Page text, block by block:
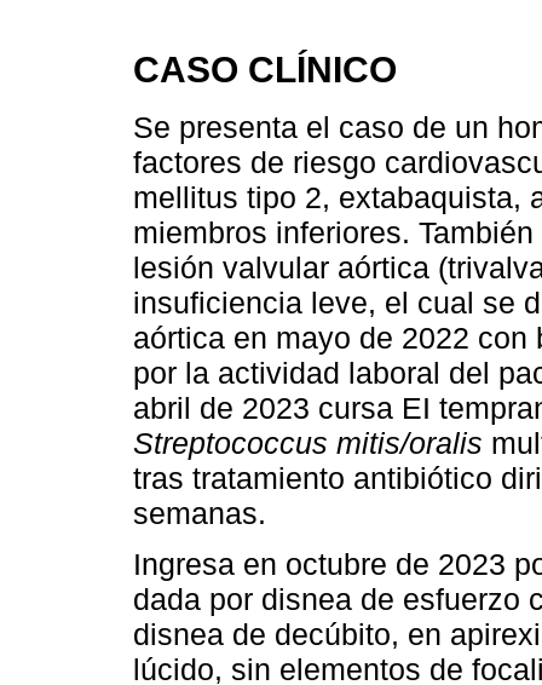
CASO CLÍNICO
Se presenta el caso de un
factores de riesgo
mellitus tipo 2, extabaquista,
miembros inferiores.
lesión valvular aórtica
insuficiencia leve, el cual se
aórtica en mayo de 2022
por la actividad laboral del
abril de 2023 cursa EI
Streptococcus mitis/oralis
tras tratamiento antibiótico
semanas.
Ingresa en octubre de 2023
dada por disnea de esfuerzo
disnea de decúbito, en
lúcido, sin elementos de